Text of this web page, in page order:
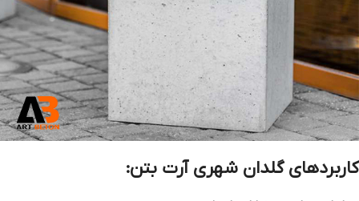
کاربردهای گلدان شهری آرت بتن: